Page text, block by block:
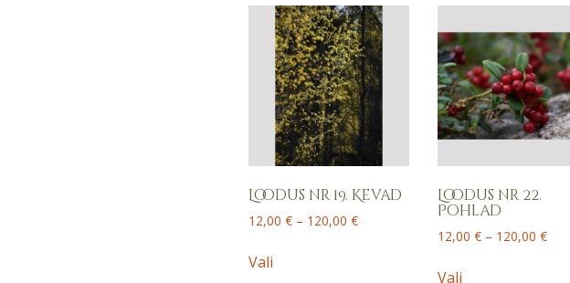
Loodus nr 19. Kevad
12,00€ – 120,00€Price
Vali
Loodus nr 22.
Pohlad
12,00 € – 120,00 €Price
Vali